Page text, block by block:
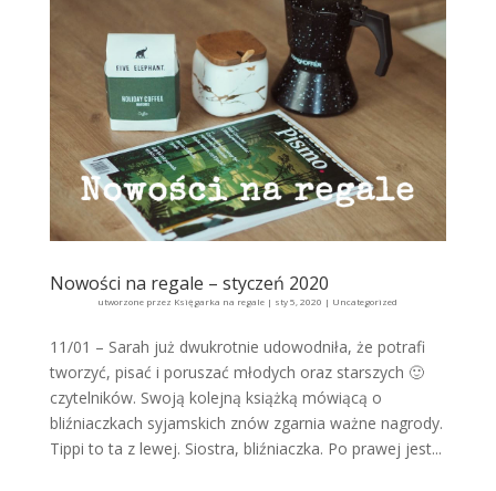
Nowości na regale – styczeń 2020
utworzone przez Księgarka na regale | sty 5, 2020 | Uncategorized
11/01 – Sarah już dwukrotnie udowodniła, że potrafi
tworzyć, pisać i poruszać młodych oraz starszych 🙂
czytelników. Swoją kolejną książką mówiącą o
bliźniaczkach syjamskich znów zgarnia ważne nagrody.
Tippi to ta z lewej. Siostra, bliźniaczka. Po prawej jest...